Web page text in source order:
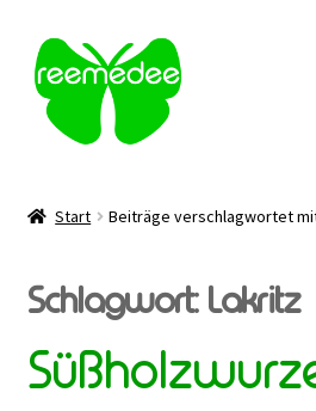
Zur
Navigation
springen
Zum
Inhalt
springen
Verabreichung
Sale
Start Beiträge verschlagwortet
Schlagwort: Lakritz